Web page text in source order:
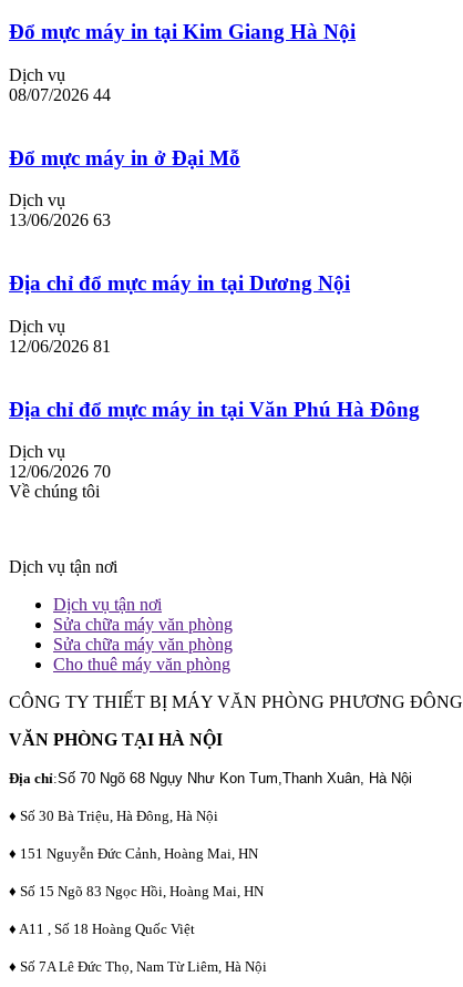
Đổ mực máy in tại Kim Giang Hà Nội
Dịch vụ
08/07/2026 44
Đổ mực máy in ở Đại Mỗ
Dịch vụ
13/06/2026 63
Địa chỉ đổ mực máy in tại Dương Nội
Dịch vụ
12/06/2026 81
Địa chỉ đổ mực máy in tại Văn Phú Hà Đông
Dịch vụ
12/06/2026 70
Về chúng tôi
Dịch vụ tận nơi
Dịch vụ tận nơi
Sửa chữa máy văn phòng
Sửa chữa máy văn phòng
Cho thuê máy văn phòng
CÔNG TY THIẾT BỊ MÁY VĂN PHÒNG PHƯƠNG ĐÔNG
VĂN PHÒNG TẠI HÀ NỘI
Địa chỉ:Số 70 Ngõ 68 Ngụy Như Kon Tum,Thanh Xuân, Hà Nội
♦ Số 30 Bà Triệu, Hà Đông, Hà Nội
♦ 151 Nguyễn Đức Cảnh, Hoàng Mai, HN
♦ Số 15 Ngõ 83 Ngọc Hồi, Hoàng Mai, HN
♦ A11 , Số 18 Hoàng Quốc Việt
♦ Số 7A Lê Đức Thọ, Nam Từ Liêm, Hà Nội